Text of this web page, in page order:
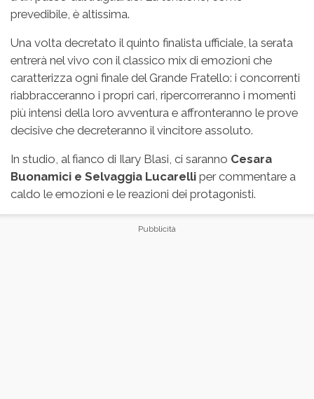
prevedibile, è altissima.
Una volta decretato il quinto finalista ufficiale, la serata
entrerà nel vivo con il classico mix di emozioni che
caratterizza ogni finale del Grande Fratello: i concorrenti
riabbracceranno i propri cari, ripercorreranno i momenti
più intensi della loro avventura e affronteranno le prove
decisive che decreteranno il vincitore assoluto.
In studio, al fianco di Ilary Blasi, ci saranno Cesara
Buonamici e Selvaggia Lucarelli per commentare a
caldo le emozioni e le reazioni dei protagonisti.